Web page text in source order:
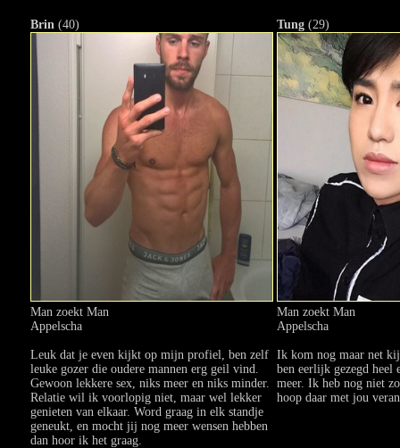
Brin (40)
Man zoekt Man
Appelscha
Leuk dat je even kijkt op mijn profiel, ben zelf
leuke gozer die oudere mannen erg geil vind.
Gewoon lekkere sex, niks meer en niks minder.
Relatie wil ik voorlopig niet, maar wel lekker
genieten van elkaar. Word graag in elk standje
geneukt, en mocht jij nog meer wensen hebben
dan hoor ik het graag.
Tung (29)
Man zoekt Man
Appelscha
Ik kom nog maar net
ben eerlijk gezegd heel
meer. Ik heb nog niet
hoop daar met jou